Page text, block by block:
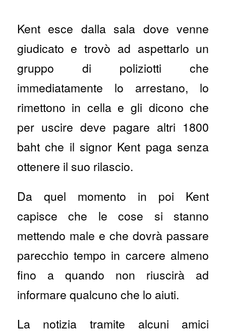
Kent esce dalla sala dove venne
giudicato e trovò ad aspettarlo un
gruppo di poliziotti che
immediatamente lo arrestano, lo
rimettono in cella e gli dicono che
per uscire deve pagare altri 1800
baht che il signor Kent paga senza
ottenere il suo rilascio.
Da quel momento in poi Kent
capisce che le cose si stanno
mettendo male e che dovrà passare
parecchio tempo in carcere almeno
fino a quando non riuscirà ad
informare qualcuno che lo aiuti.
La notizia tramite alcuni amici